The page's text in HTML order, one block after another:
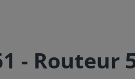
- Routeur